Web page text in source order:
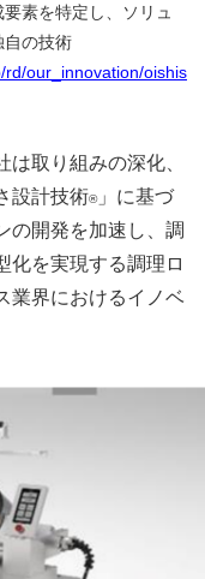
素を特定し、ソリュ
自の技術
rd/our_innovation/oishis
取り組みの深化、
設計技術®」に基づ
の開発を加速し、調
化を実現する調理ロ
業界におけるイノベ